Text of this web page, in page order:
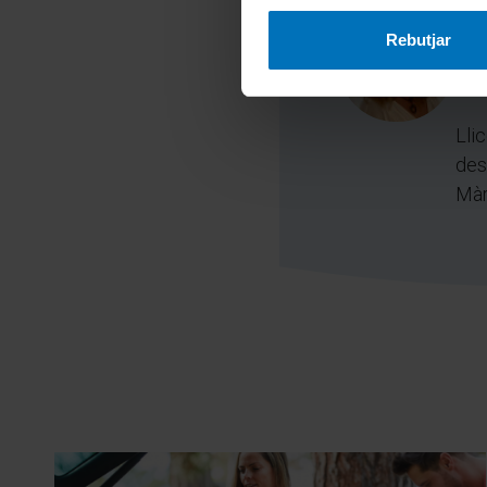
Rebutjar